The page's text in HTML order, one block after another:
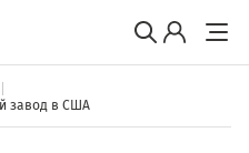
завод в США